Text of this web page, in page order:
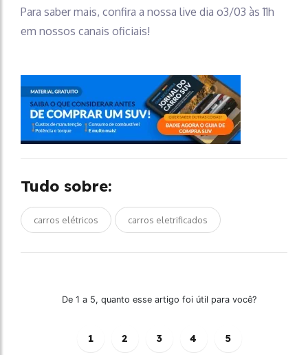
Para saber mais, confira a nossa live dia o3/03 às 11h
em nossos canais oficiais!
Tudo sobre:
carros elétricos carros eletrificados
De 1 a 5, quanto esse artigo foi útil para você?
1 2 3 4 5